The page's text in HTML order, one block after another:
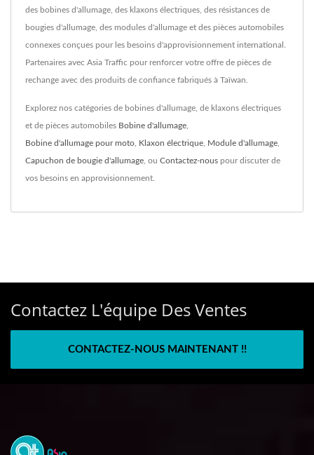
des bobines d'allumage, des klaxons électriques, des résistances de
bougies d'allumage, des modules d'allumage et des pièces automobiles
connexes conçues pour les besoins d'approvisionnement international.
Partenaires avec Asia Traffic pour renforcer votre offre de pièces de
rechange avec des produits de confiance fabriqués à Taïwan.
Explorez nos catégories de bobines d'allumage, de klaxons électriques
et de pièces automobiles Bobine d'allumage
Bobine d'allumage pour moto Klaxon électrique Module d'allumage
Capuchon de bougie d'allumage , ou Contactez-nous pour discuter de
vos besoins en approvisionnement.
Contactez L'équipe Des Ventes
CONTACTEZ-NOUS MAINTENANT !!